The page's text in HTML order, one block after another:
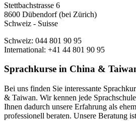
Stettbachstrasse 6
8600 Dübendorf (bei Zürich)
Schweiz - Suisse
Schweiz: 044 801 90 95
International: +41 44 801 90 95
Sprachkurse in China &
Bei uns finden Sie interessante
& Taiwan. Wir kennen jede
Ihnen dadurch unsere Erfahrung als
professionell beraten. Unsere Beratung